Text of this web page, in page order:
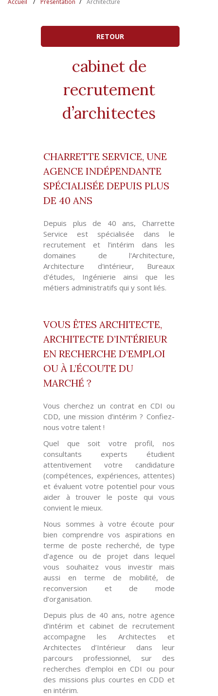
RETOUR
cabinet de
recrutement
d’architectes
CHARRETTE SERVICE, UNE
AGENCE INDÉPENDANTE
SPÉCIALISÉE DEPUIS PLUS
DE 40 ANS
Depuis plus de 40 ans, Charrette
Service est spécialisée dans le
recrutement et l’intérim dans les
domaines de l'Architecture,
Architecture d'intérieur, Bureaux
d'études, Ingénierie ainsi que les
métiers administratifs qui y sont liés.
VOUS ÊTES ARCHITECTE,
ARCHITECTE D’INTÉRIEUR
EN RECHERCHE D’EMPLOI
OU À L’ÉCOUTE DU
MARCHÉ ?
Vous cherchez un contrat en CDI ou
CDD, une mission d’intérim ? Confiez-
nous votre talent !
Quel que soit votre profil, nos
consultants experts étudient
attentivement votre candidature
(compétences, expériences, attentes)
et évaluent votre potentiel pour vous
aider à trouver le poste qui vous
convient le mieux.
Nous sommes à votre écoute pour
bien comprendre vos aspirations en
terme de poste recherché, de type
d’agence ou de projet dans lequel
vous souhaitez vous investir mais
aussi en terme de mobilité, de
reconversion et de mode
d’organisation.
Depuis plus de 40 ans, notre agence
d’intérim et cabinet de recrutement
accompagne les Architectes et
Architectes d’Intérieur dans leur
parcours professionnel, sur des
recherches d’emploi en CDI ou pour
des missions plus courtes en CDD et
en intérim.